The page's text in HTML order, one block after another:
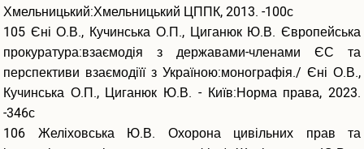
Хмельницький:Хмельницький ЦППК, 2013. -100с
105 Єні О.В., Кучинська О.П., Циганюк Ю.В. Європейська
прокуратура:взаємодія з державами-членами ЄС та
перспективи взаємодіїї з Україною:монографія./ Єні О.В.,
Кучинська О.П., Циганюк Ю.В. - Київ:Норма права, 2023.
-346с
106 Желіховська Ю.В. Охорона цивільних прав та